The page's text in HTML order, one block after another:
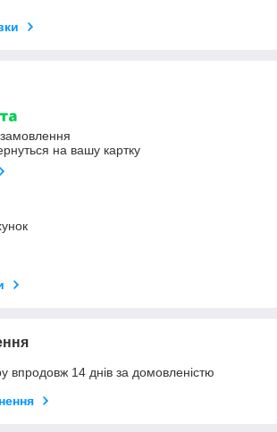
на вашу картку
впродовж 14 днів за домовленістю